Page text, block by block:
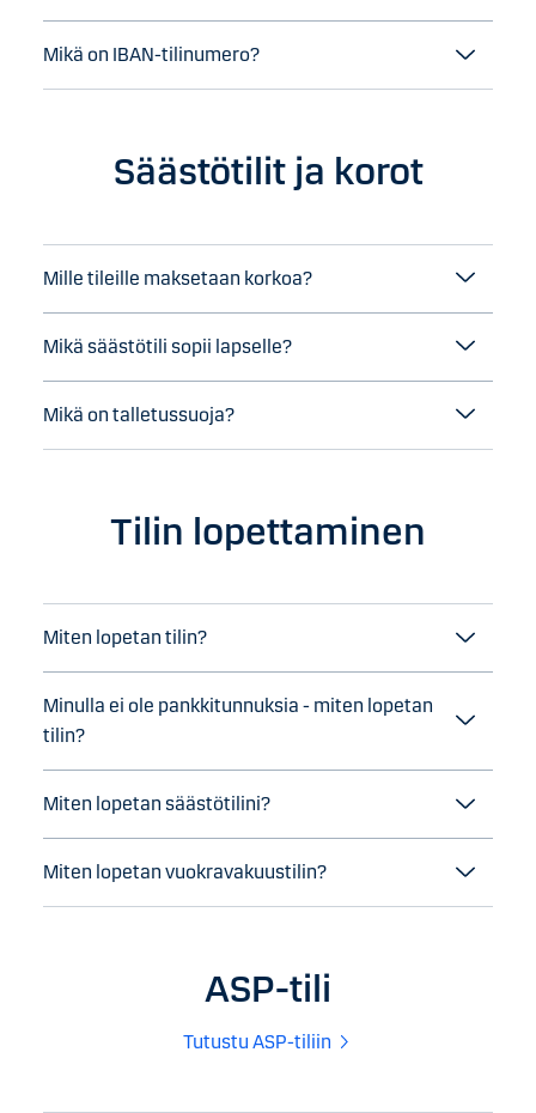
Mikä on IBAN-tilinumero?
Säästötilit ja korot
Mille tileille maksetaan korkoa?
Mikä säästötili sopii lapselle?
Mikä on talletussuoja?
Tilin lopettaminen
Miten lopetan tilin?
Minulla ei ole pankkitunnuksia - miten lopetan
tilin?
Miten lopetan säästötilini?
Miten lopetan vuokravakuustilin?
ASP-tili
Tutustu ASP-tiliin